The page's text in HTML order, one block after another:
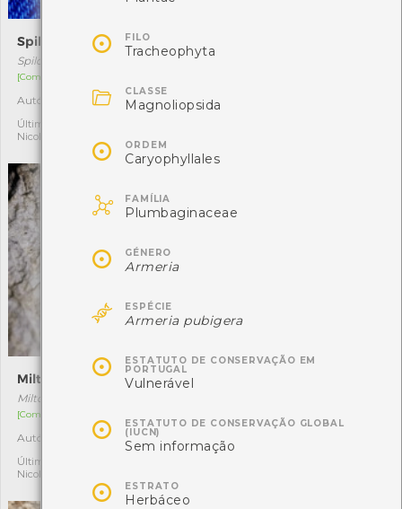
Spilosoma lubricipeda
Spilosoma lubricipeda
[Comum]
Autóctone
Última observação por:
Nicole Viana
1 Autóctone
Miltochrista miniata
Miltochrista miniata
[Comum]
Autóctone
Última observação por:
Nicole Viana
Autóctone
 FILO
Tracheophyta
 CLASSE
Magnoliopsida
 ORDEM
Caryophyllales
 FAMÍLIA
Plumbaginaceae
 GÉNERO
Armeria
 ESPÉCIE
Armeria pubigera
 ESTATUTO DE CONSERVAÇÃO EM
PORTUGAL
Vulnerável
 ESTATUTO DE CONSERVAÇÃO GLOBAL
(IUCN)
Sem informação
 ESTRATO
Herbáceo